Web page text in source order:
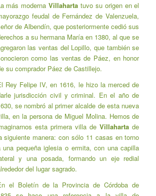
más modernaVillaharta tuvo su origen en el
feudal de Fernández de Valenzuela,
de Albendín, que posteriormente cedió sus
a su hermana María en 1380, al que se
las ventas del Lopillo, que también se
como las ventas de Páez, en honor
su comprador Páez de Castillejo.
Rey Felipe IV, en 1616, le hizo la merced de
jurisdicción civil y criminal. En el año de
se nombró al primer alcalde de esta nueva
en la persona de Miguel Molina. Hemos de
esta primera villa deVillaharta de
siguiente manera: con sólo 11 casas en torno
una pequeña iglesia o ermita, con una capilla
y una posada, formando un eje redial
del lugar sagrado.
el Boletín de la Provincia de Córdoba de